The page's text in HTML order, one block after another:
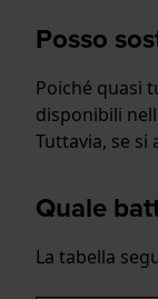
Posso
Poiché quasi
disponibili
Tuttavia, se
Quale
La tabella